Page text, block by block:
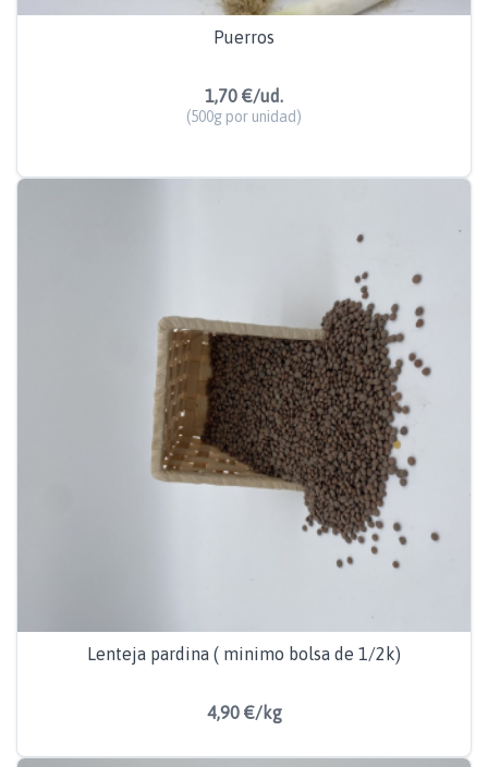
Puerros
1,70 €/ud.
(500g por unidad)
Lenteja pardina ( minimo bolsa de 1/2k)
4,90 €/kg